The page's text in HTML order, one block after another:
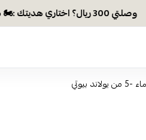
وصلتي 300 ريال؟ اختاري هديتك :🏍 شحن مجاني بكود N28 أو 💸خصم بكود EID26
بيوتي